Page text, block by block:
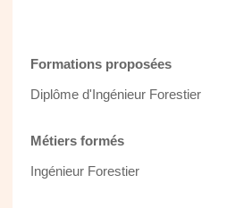
Formations proposées
Diplôme d'Ingénieur Forestier
Métiers formés
Ingénieur Forestier